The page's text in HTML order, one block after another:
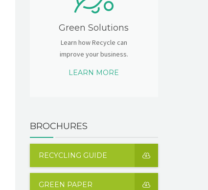
Green Solutions
Learn how Recycle can
improve your business.
LEARN MORE
BROCHURES
RECYCLING GUIDE
GREEN PAPER